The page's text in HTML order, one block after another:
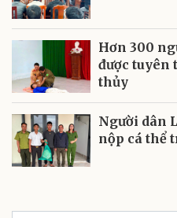
Hơn 300
được tuyên
thủy
Người dân
nộp cá thể